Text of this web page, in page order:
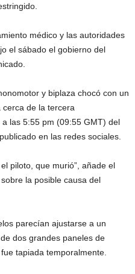
médico y las autoridades
el sábado el gobierno del
y biplaza chocó con un
de la tercera
las 5:55 pm (09:55 GMT) del
en las redes sociales.
piloto, que murió”, añade el
la posible causa del
parecían ajustarse a un
dos grandes paneles de
tapiada temporalmente.